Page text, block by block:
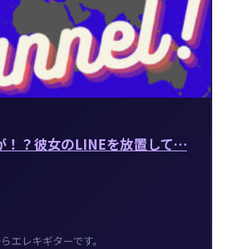
！？彼女のLINEを放置して…
エレキギターです。